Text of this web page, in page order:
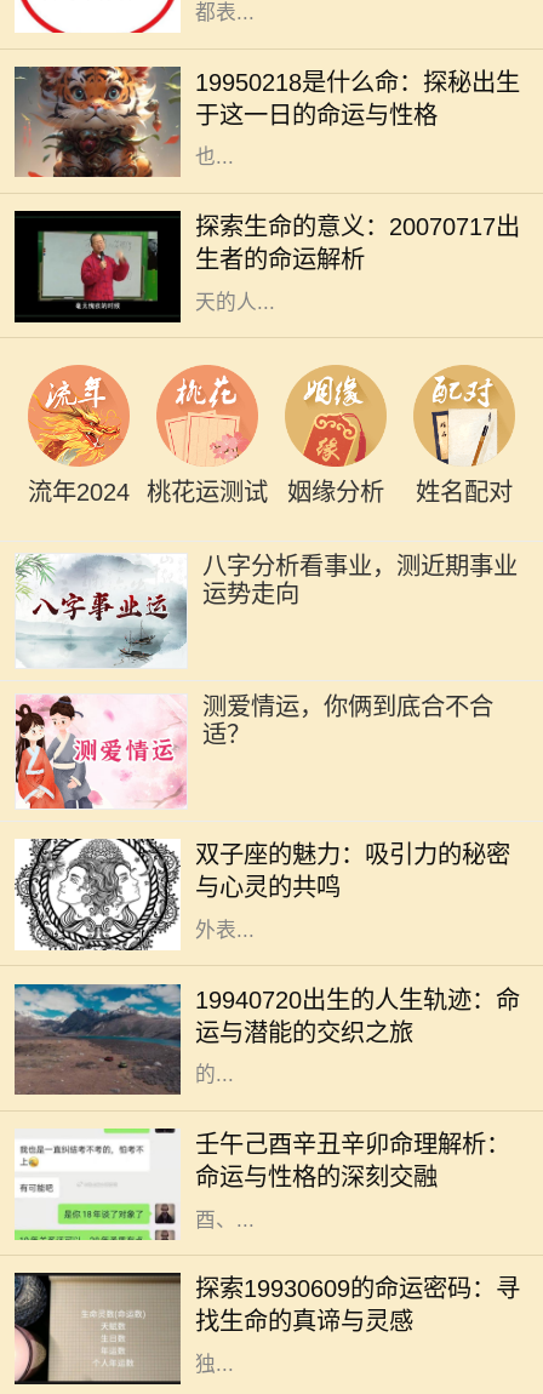
都表...
19950218是什么命：探秘出生
于这一日的命运与性格
在中国传统文化中，八字命理被视为
解读一个人命运的重要工具。1995年
2月18日出生的人，正好是在农历正
月初十，这一天在五行八字中的影响
也...
探索生命的意义：20070717出
生者的命运解析
在我们的人生旅程中，每个生命的诞
生都注定有其独特的意义与使命。
20070717这个特殊的日期，隐含着
丰富的数字哲学，昭示着出生在这一
天的人...
流年2024 桃花运测试 姻缘分析 姓名配对
八字分析看事业，测近期事业
运势走向
测爱情运，你俩到底合不合
适？
双子座的魅力：吸引力的秘密
与心灵的共鸣
月21日至6月20日之间的双子们，凭
借其机智与灵活的个性，成为社交场
合的明星。他们的吸引力不单来源于
外表...
19940720出生的人生轨迹：命
运与潜能的交织之旅
在众多的出生日期中，1994年7月20
日这一日具有其独特的意义。对于这
一日出生的人来说，他们的命运似乎
注定要与众不同。每个人都希望自己
的...
壬午己酉辛丑辛卯命理解析：
命运与性格的深刻交融
在浩瀚的命理学中，五行八字被视为
解读一个人命运的重要工具。不同的
命格拥有各自独特的性格特征与运势
走向。今天，我们将针对壬午、己
酉、...
探索19930609的命运密码：寻
找生命的真谛与灵感
四季更迭，岁月如梭，人生轨迹中总
有一些命运的节点，让我们不得不回
望过往，反思前行。在这个多元化的
时代，每一个出生日期都似乎蕴藏着
独...
在人生的旅途中，成功往往不是一蹴